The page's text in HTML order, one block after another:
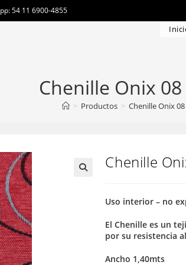
54 11 6900-4855
Chenille Onix 08
> Productos > Chenille Onix
Chenille
Uso interior – no
El Chenille es un
por su resistencia
Ancho 1,40mts